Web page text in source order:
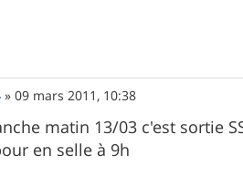
»09 mars 2011, 10:38
matin 13/03 c'est sortie
en selle à 9h